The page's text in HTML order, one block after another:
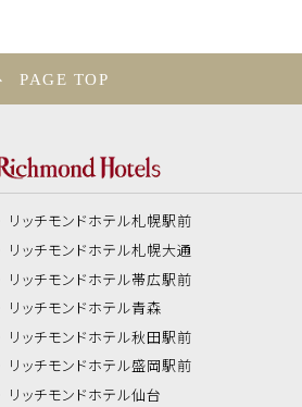
PAGE TOP
リッチモンドホテル札幌駅前
リッチモンドホテル札幌大通
リッチモンドホテル帯広駅前
リッチモンドホテル青森
リッチモンドホテル秋田駅前
リッチモンドホテル盛岡駅前
リッチモンドホテル仙台